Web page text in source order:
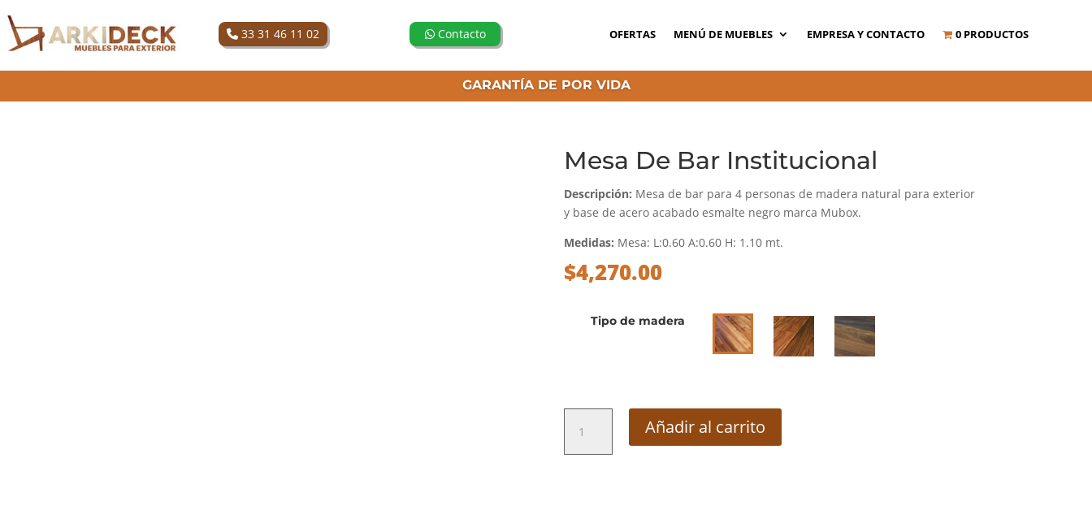
33 31 46 11 02 Contacto OFERTAS MENÚ DE MUEBLES EMPRESA Y CONTACTO 0 PRODUCTOS
GARANTÍA DE POR VIDA
Mesa De Bar Institucional
Descripción: Mesa de bar para 4 personas de madera natural para exterior
y base de acero acabado esmalte negro marca Mubox.
Medidas: Mesa: L:0.60 A:0.60 H: 1.10 mt.
$4,270.00
Tipo de madera
De
Bar
Añadir al carrito